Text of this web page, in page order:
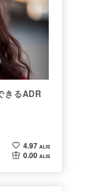
きるADR
4.97 ALIS
0.00 ALIS